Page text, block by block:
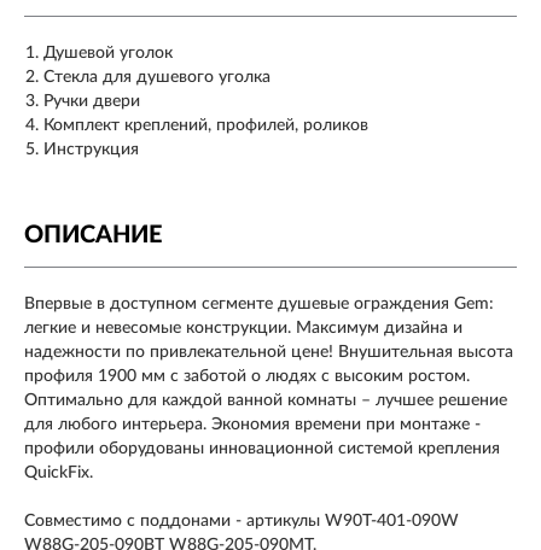
Душевой уголок
Стекла для душевого уголка
Ручки двери
Комплект креплений, профилей, роликов
Инструкция
ОПИСАНИЕ
Впервые в доступном сегменте душевые ограждения Gem:
легкие и невесомые конструкции. Максимум дизайна и
надежности по привлекательной цене! Внушительная высота
профиля 1900 мм с заботой о людях с высоким ростом.
Оптимально для каждой ванной комнаты – лучшее решение
для любого интерьера. Экономия времени при монтаже -
профили оборудованы инновационной системой крепления
QuickFix.
Совместимо с поддонами - артикулы W90T-401-090W
W88G-205-090BT W88G-205-090MT.